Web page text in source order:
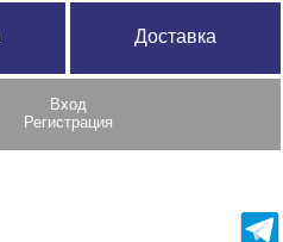
Доставка
Вход
Регистрация